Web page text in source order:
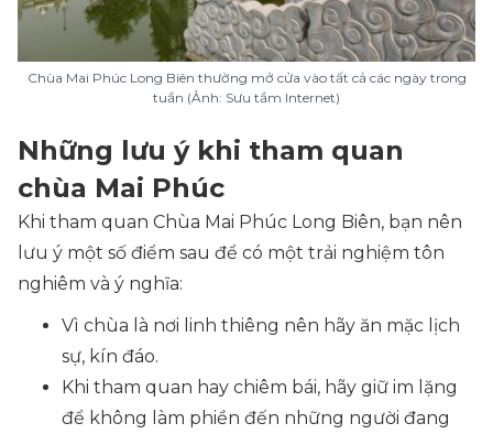
Chùa Mai Phúc Long Biên thường mở cửa vào tất cả các ngày trong
tuần (Ảnh: Sưu tầm Internet)
Những lưu ý khi tham quan
chùa Mai Phúc
Khi tham quan Chùa Mai Phúc Long Biên, bạn nên
lưu ý một số điểm sau để có một trải nghiệm tôn
nghiêm và ý nghĩa:
Vì chùa là nơi linh thiêng nên hãy ăn mặc lịch
sự, kín đáo.
Khi tham quan hay chiêm bái, hãy giữ im lặng
để không làm phiền đến những người đang